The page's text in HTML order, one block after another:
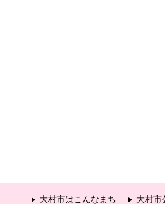
大村市はこんなまち 大村市